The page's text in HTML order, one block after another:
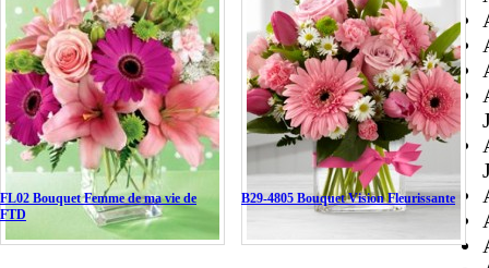
FL02 Bouquet Femme de ma vie de
FTD
B29-4805 Bouquet Vision Fleurissante